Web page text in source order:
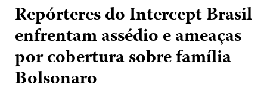
Repórteres do Intercept Brasil
enfrentam assédio e ameaças
por cobertura sobre família
Bolsonaro